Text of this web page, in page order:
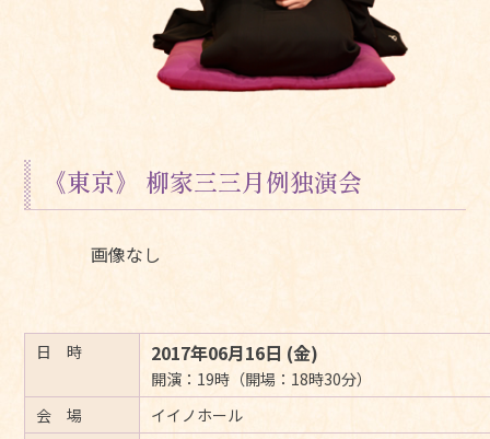
《東京》 柳家三三月例独演会
画像なし
日 時 2017年06月16日 (金)
開演：19時（開場：18時30分）
会 場
イイノホール